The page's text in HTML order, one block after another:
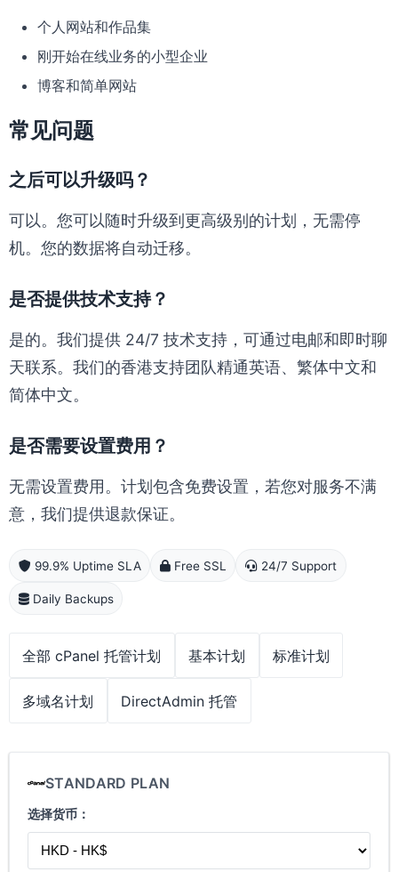
个人网站和作品集
刚开始在线业务的小型企业
博客和简单网站
常见问题
之后可以升级吗？
可以。您可以随时升级到更高级别的计划，无需停
机。您的数据将自动迁移。
是否提供技术支持？
是的。我们提供 24/7 技术支持，可通过电邮和即时聊
天联系。我们的香港支持团队精通英语、繁体中文和
简体中文。
是否需要设置费用？
无需设置费用。计划包含免费设置，若您对服务不满
意，我们提供退款保证。
99.9% Uptime SLA Free SSL 24/7 Support
Daily Backups
全部 cPanel 托管计划 基本计划 标准计划
多域名计划 DirectAdmin 托管
STANDARD PLAN
选择货币：